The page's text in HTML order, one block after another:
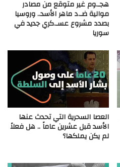
هجـ.وم غير متوقع من مصادر
موالية ضـ.د ماهر الأسد.. وروسيا
بصدد مشروع عسـ.كري جديد في
سوريا
العصا السحرية التي تحدث عنها
الأسد قبل عشرين عاماً .. هل فعلاً
لم يكن يملكها؟